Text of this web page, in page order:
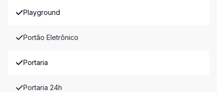
Playground
Portão Eletrônico
Portaria
Portaria 24h